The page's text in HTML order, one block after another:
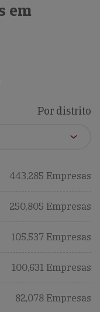
em
Por distrito
443,285 Empresas
250,805 Empresas
105,537 Empresas
100,631 Empresas
82,078 Empresas